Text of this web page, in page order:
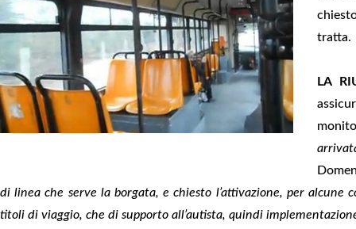
tratta.
LA
di linea che serve la borgata, e chiesto l’attivazione, per
titoli di viaggio, che di supporto all’autista, quindi